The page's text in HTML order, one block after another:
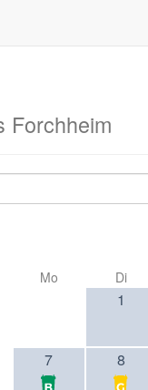
Forchheim
Mo Di
1
7 8